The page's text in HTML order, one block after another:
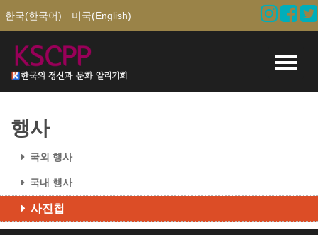
한국(한국어) 미국(English)
행사
국외 행사
국내 행사
사진첩